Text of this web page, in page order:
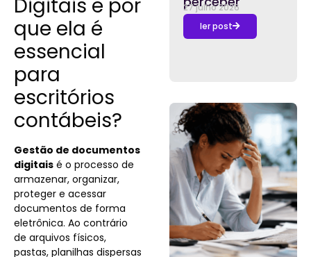
Digitais e por
que ela é
essencial
para
escritórios
contábeis?
Gestão de documentos
digitais é o processo de
armazenar, organizar,
proteger e acessar
documentos de forma
eletrônica. Ao contrário
de arquivos físicos,
pastas, planilhas dispersas
27 julho 2026
ler post